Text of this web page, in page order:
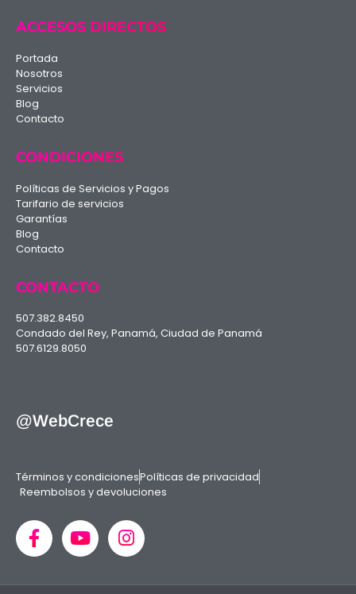
ACCESOS DIRECTOS
Portada
Nosotros
Servicios
Blog
Contacto
CONDICIONES
Políticas de Servicios y Pagos
Tarifario de servicios
Garantías
Blog
Contacto
CONTACTO
507.382.8450
Condado del Rey, Panamá, Ciudad de Panamá
507.6129.8050
@WebCrece
Términos y condicionesPolíticas de privacidad
Reembolsos y devoluciones